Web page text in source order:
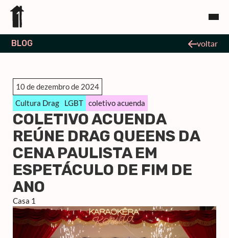
BLOG voltar
10 de dezembro de 2024
Cultura Drag
LGBT coletivo acuenda
COLETIVO ACUENDA
REÚNE DRAG QUEENS DA
CENA PAULISTA EM
ESPETÁCULO DE FIM DE
ANO
Casa 1